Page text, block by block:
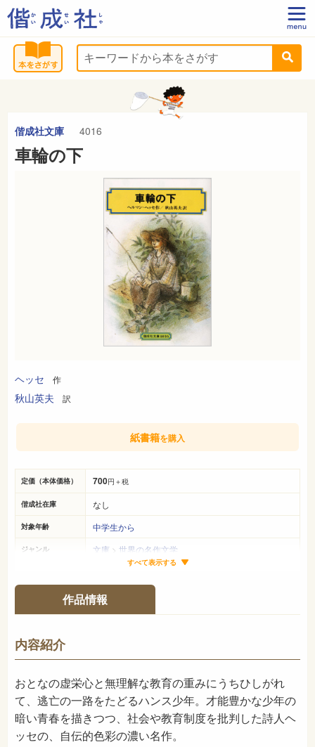
偕成社文庫 4016
車輪の下
ヘッセ 作
秋山英夫 訳
定価（本体価格） 700円＋税
偕成社在庫 なし
対象年齢 中学生から
ジャンル 文庫 > 世界の名作文学
-ページ
ISBN 978-4-03-850160-9
NDC
発売日 1977年4月
すべて表示する
紙書籍を購入
作品情報
内容紹介
おとなの虚栄心と無理解な教育の重みにうちひしがれ
て、逃亡の一路をたどるハンス少年。才能豊かな少年の
暗い青春を描きつつ、社会や教育制度を批判した詩人ヘ
ッセの、自伝的色彩の濃い名作。